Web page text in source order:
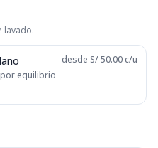
lavado.
equilibrio
desde S/ 50.00 c/u